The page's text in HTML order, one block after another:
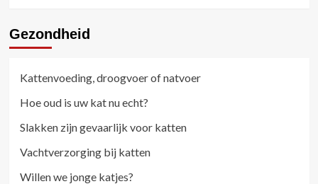
Gezondheid
Kattenvoeding, droogvoer of natvoer
Hoe oud is uw kat nu echt?
Slakken zijn gevaarlijk voor katten
Vachtverzorging bij katten
Willen we jonge katjes?